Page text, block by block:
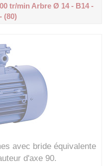
tr/minArbre Ø 14 - B14 -
(80)
avec bride équivalente
d'axe 90.